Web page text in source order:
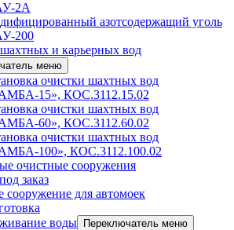
2А
азотсодержащий уголь
200
и карьерных вод
меню
очистки шахтных вод
15», КОС.3112.15.02
очистки шахтных вод
60», КОС.3112.60.02
очистки шахтных вод
100», КОС.3112.100.02
очистные сооружения
заказ
сооружение для автомоек
воды
Переключатель меню